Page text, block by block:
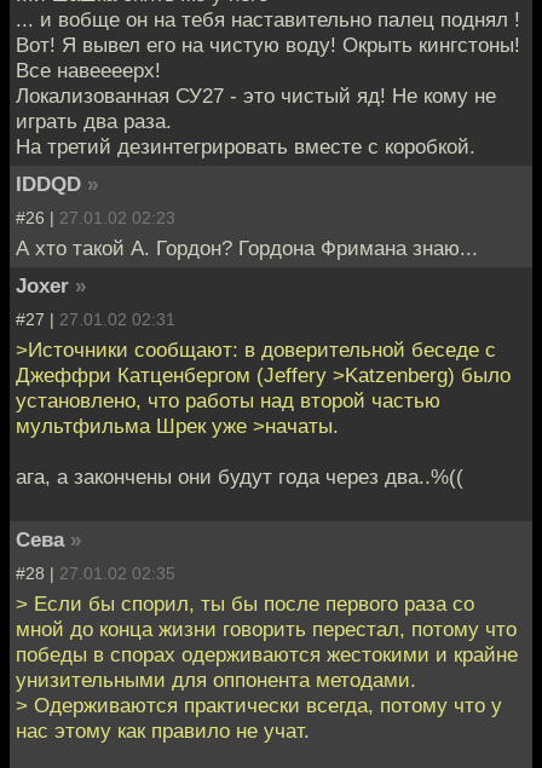
... и вобще он на тебя наставительно палец поднял !
Вот! Я вывел его на чистую воду! Окрыть кингстоны!
Все навеееерх!
Локализованная СУ27 - это чистый яд! Не кому не
играть два раза.
На третий дезинтегрировать вместе с коробкой.
IDDQD »
#26 | 27.01.02 02:23
А хто такой А. Гордон? Гордона Фримана знаю...
Joxer »
#27 | 27.01.02 02:31
>Источники сообщают: в доверительной беседе с
Джеффри Катценбергом (Jeffery >Katzenberg) было
установлено, что работы над второй частью
мультфильма Шрек уже >начаты.
ага, а закончены они будут года через два..%((
Сева »
#28 | 27.01.02 02:35
> Если бы спорил, ты бы после первого раза со
мной до конца жизни говорить перестал, потому что
победы в спорах одерживаются жестокими и крайне
унизительными для оппонента методами.
> Одерживаются практически всегда, потому что у
нас этому как правило не учат.